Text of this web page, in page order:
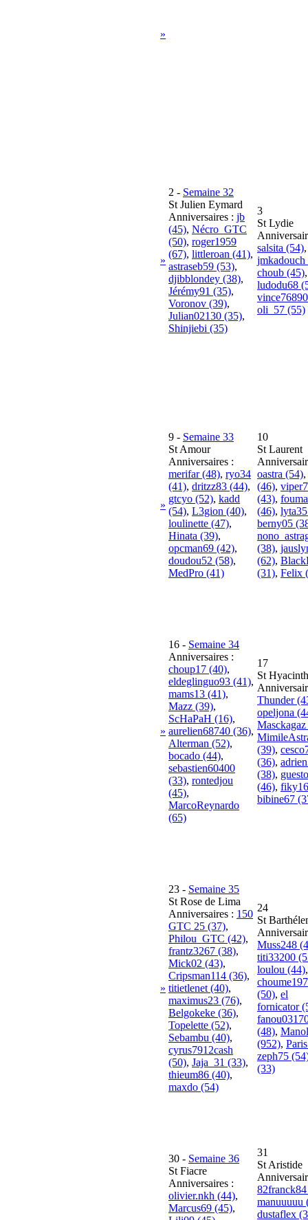
»
»
2 - Semaine 32
St Julien Eymard
Anniversaires : jb
(45), Nécro_GTC
(50), roger1959
(67), littleroan (41),
astraseb59 (53),
djibblondey (38),
Jérémy91 (35),
Voronov (39),
Julian02130 (35),
Shinjiebi (35)
3
St Lydie
salsita (54),
jmkadouch
choub (45),
ludodu68
oli_57 (55)
»
9 - Semaine 33
St Amour
Anniversaires :
merifar (48), ryo34
(41), dritzz83 (44),
gtcyo (52), kadd
(54), L3gion (40),
loulinette (47),
Hinata (39),
opcman69 (42),
doudou52 (58),
MedPro (41)
10
St Laurent
oastra (54),
(46),
(43),
(46),
berny05
(38),
(62),
(31), Felix
»
16 - Semaine 34
Anniversaires :
choup17 (40),
eldeglinguo93 (41),
mams13 (41),
Mazz (39),
ScHaPaH (16),
aurelien68740 (36),
Alterman (52),
bocado (44),
sebastien60400
(33), rontedjou
(45),
MarcoReynardo
(65)
17
St
Thunder
opeljona
(39),
(36),
(38),
(46),
bibine67
»
23 - Semaine 35
St Rose de Lima
Anniversaires : 150
GTC 25 (37),
Philou_GTC (42),
frantz3267 (38),
Mick02 (43),
Cripsman114 (36),
titietlenet (40),
maximus23 (76),
Belgokeke (36),
Topelette (52),
Sebambu (40),
cyrus7912cash
(50), Jaja_31 (33),
thieum86 (40),
maxdo (54)
24
St
Muss248
titi33200
loulou (44),
(50), el
fornicator
(48),
(952),
zeph75
(33)
30 - Semaine 36
St Fiacre
Anniversaires :
olivier.nkh (44),
Marcus69 (45),
31
St Aristide
manuuuuu
dustaflex